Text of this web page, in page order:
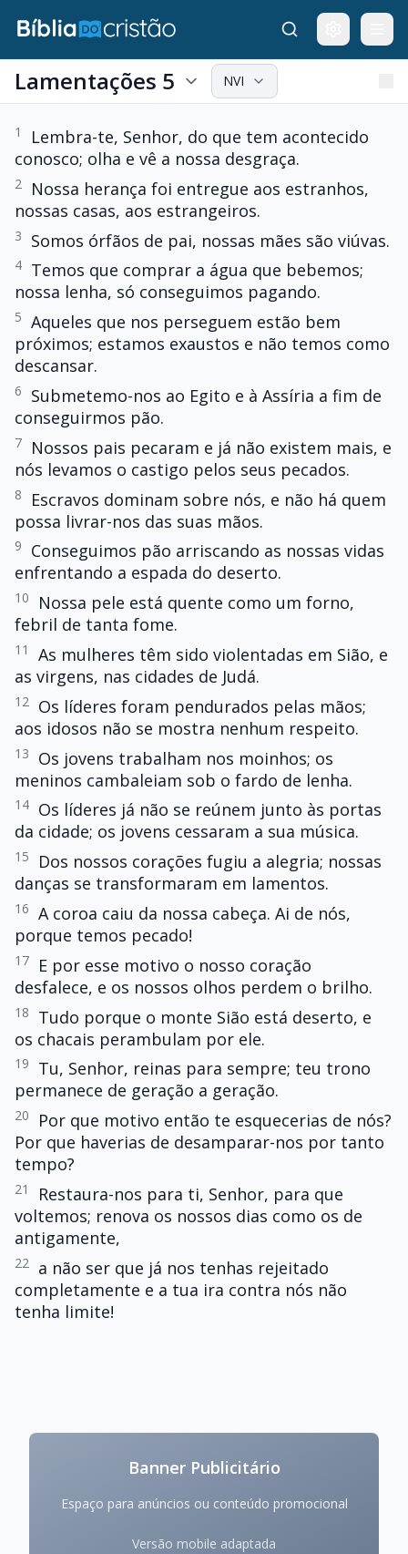
Lamentações 5 NVI
1
Lembra-te, Senhor, do que tem acontecido
conosco; olha e vê a nossa desgraça.
2
Nossa herança foi entregue aos estranhos,
nossas casas, aos estrangeiros.
3 Somos órfãos de pai, nossas mães são viúvas.
4 Temos que comprar a água que bebemos;
nossa lenha, só conseguimos pagando.
5 Aqueles que nos perseguem estão bem
próximos; estamos exaustos e não temos como
descansar.
6
Submetemo-nos ao Egito e à Assíria a fim de
conseguirmos pão.
7
Nossos pais pecaram e já não existem mais, e
nós levamos o castigo pelos seus pecados.
8
Escravos dominam sobre nós, e não há quem
possa livrar-nos das suas mãos.
9
Conseguimos pão arriscando as nossas vidas
enfrentando a espada do deserto.
10
Nossa pele está quente como um forno,
febril de tanta fome.
11
As mulheres têm sido violentadas em Sião, e
as virgens, nas cidades de Judá.
12
Os líderes foram pendurados pelas mãos;
aos idosos não se mostra nenhum respeito.
13
Os jovens trabalham nos moinhos; os
meninos cambaleiam sob o fardo de lenha.
14 Os líderes já não se reúnem junto às portas
da cidade; os jovens cessaram a sua música.
15
Dos nossos corações fugiu a alegria; nossas
danças se transformaram em lamentos.
16 A coroa caiu da nossa cabeça. Ai de nós,
porque temos pecado!
17
E por esse motivo o nosso coração
desfalece, e os nossos olhos perdem o brilho.
18
Tudo porque o monte Sião está deserto, e
os chacais perambulam por ele.
19
Tu, Senhor, reinas para sempre; teu trono
permanece de geração a geração.
20
Por que motivo então te esquecerias de nós?
Por que haverias de desamparar-nos por tanto
tempo?
21
Restaura-nos para ti, Senhor, para que
voltemos; renova os nossos dias como os de
antigamente,
22
a não ser que já nos tenhas rejeitado
completamente e a tua ira contra nós não
tenha limite!
Banner Publicitário
Espaço para anúncios ou conteúdo promocional
Versão mobile adaptada